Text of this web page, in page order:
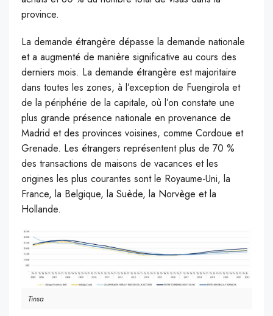
province.
La demande étrangère dépasse la demande nationale
et a augmenté de manière significative au cours des
derniers mois. La demande étrangère est majoritaire
dans toutes les zones, à l’exception de Fuengirola et
de la périphérie de la capitale, où l’on constate une
plus grande présence nationale en provenance de
Madrid et des provinces voisines, comme Cordoue et
Grenade. Les étrangers représentent plus de 70 %
des transactions de maisons de vacances et les
origines les plus courantes sont le Royaume-Uni, la
France, la Belgique, la Suède, la Norvège et la
Hollande.
Tinsa